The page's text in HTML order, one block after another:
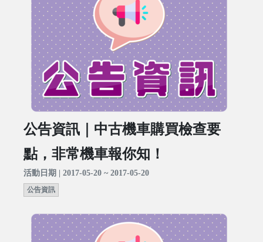
公告資訊｜中古機車購買檢查要
點，非常機車報你知！
活動日期 | 2017-05-20 ~ 2017-05-20
公告資訊